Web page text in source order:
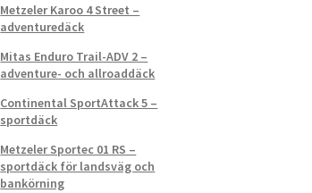
Metzeler Karoo 4 Street –
adventuredäck
Mitas Enduro Trail-ADV 2 –
adventure- och allroaddäck
Continental SportAttack 5 –
sportdäck
Metzeler Sportec 01 RS –
sportdäck för landsväg och
bankörning